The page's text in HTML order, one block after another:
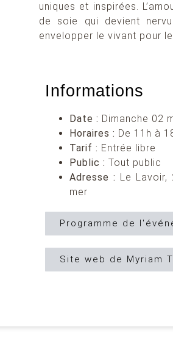
uniques et inspirées.
de soie qui devient
envelopper le vivant pour
Informations
Date : Dimanche 02
Horaires : De 11h à
Tarif : Entrée libre
Public : Tout public
Adresse : Le Lavoir,
mer
Programme de
Site web de Myriam